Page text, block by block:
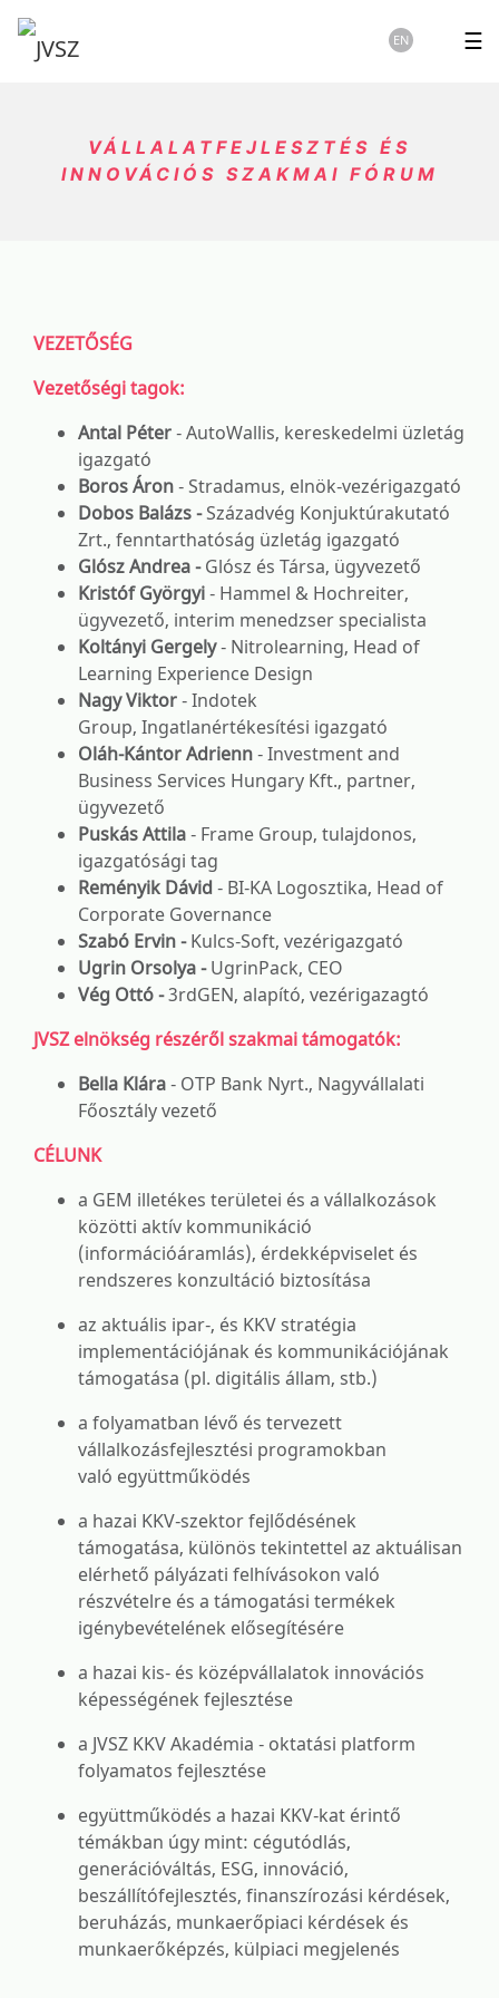
☰
EN
VÁLLALATFEJLESZTÉS ÉS
INNOVÁCIÓS SZAKMAI FÓRUM
VEZETŐSÉG
Vezetőségi tagok:
Antal Péter- AutoWallis, kereskedelmi üzletág
igazgató
Boros Áron- Stradamus, elnök-vezérigazgató
Dobos Balázs -Századvég Konjuktúrakutató
Zrt., fenntarthatóság üzletág igazgató
Glósz Andrea -Glósz és Társa, ügyvezető
Kristóf Györgyi- Hammel & Hochreiter,
ügyvezető, interim menedzser specialista
Koltányi Gergely- Nitrolearning, Head of
Learning Experience Design
Nagy Viktor- Indotek
Group, Ingatlanértékesítési igazgató
Oláh-Kántor Adrienn- Investment and
Business Services Hungary Kft., partner,
ügyvezető
Puskás Attila- Frame Group, tulajdonos,
igazgatósági tag
Reményik Dávid- BI-KA Logosztika, Head of
Corporate Governance
Szabó Ervin -Kulcs-Soft, vezérigazgató
Ugrin Orsolya -UgrinPack, CEO
Vég Ottó -3rdGEN, alapító, vezérigazagtó
JVSZ elnökség részéről szakmai támogatók:
Bella Klára- OTP Bank Nyrt., Nagyvállalati
Főosztály vezető
CÉLUNK
a GEM illetékes területei és a vállalkozások
közötti aktív kommunikáció
(információáramlás), érdekképviselet és
rendszeres konzultáció biztosítása
az aktuális ipar-, és KKV stratégia
implementációjának és kommunikációjának
támogatása (pl. digitális állam, stb.)
a folyamatban lévő és tervezett
vállalkozásfejlesztési programokban
való együttműködés
a hazai KKV-szektor fejlődésének
támogatása, különös tekintettel az aktuálisan
elérhető pályázati felhívásokon való
részvételre és a támogatási termékek
igénybevételének elősegítésére
a hazai kis- és középvállalatok innovációs
képességének fejlesztése
a JVSZ KKV Akadémia - oktatási platform
folyamatos fejlesztése
együttműködés a hazai KKV-kat érintő
témákban úgy mint: cégutódlás,
generációváltás, ESG, innováció,
beszállítófejlesztés, finanszírozási kérdések,
beruházás, munkaerőpiaci kérdések és
munkaerőképzés, külpiaci megjelenés